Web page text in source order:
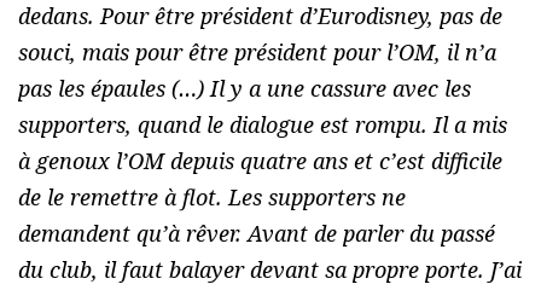
dedans. Pour être président d’Eurodisney, pas de
souci, mais pour être président pour l’OM, il n’a
pas les épaules (…) Il y a une cassure avec les
supporters, quand le dialogue est rompu. Il a mis
à genoux l’OM depuis quatre ans et c’est difficile
de le remettre à flot. Les supporters ne
demandent qu’à rêver. Avant de parler du passé
du club, il faut balayer devant sa propre porte. J’ai